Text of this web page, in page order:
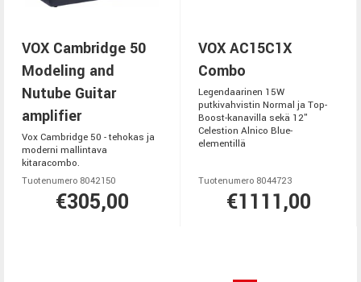
VOX Cambridge 50
Modeling and
Nutube Guitar
amplifier
Vox Cambridge 50 - tehokas ja
moderni mallintava
kitaracombo.
Tuotenumero 8042150
€305,00
VOX AC15C1X
Combo
Legendaarinen 15W
putkivahvistin Normal ja Top-
Boost-kanavilla sekä 12"
Celestion Alnico Blue-
elementillä
Tuotenumero 8044723
€1111,00